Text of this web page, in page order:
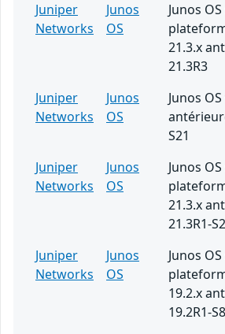
Juniper
Networks
Junos
OS
Junos
21.3.x
21.3R3
Juniper
Networks
Junos
OS
Junos
S21
Juniper
Networks
Junos
OS
Junos
21.3.x
21.3R1-
Juniper
Networks
Junos
OS
Junos
19.2.x
19.2R1-